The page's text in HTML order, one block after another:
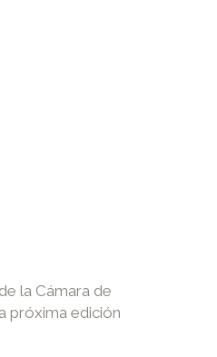
la Cámara de
próxima edición